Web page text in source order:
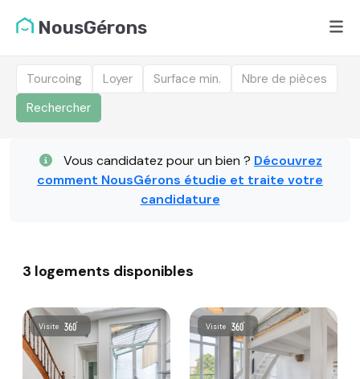
NousGérons
Tourcoing Loyer Surface min.
Nbre de pièces
Rechercher
Liste des logements
Vous candidatez pour un bien ? Découvrez
comment NousGérons étudie et traite votre
candidature
3 logements disponibles
Visite Visite